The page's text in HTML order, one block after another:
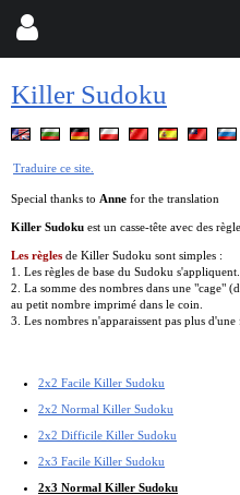
Killer Sudoku
Traduire ce site.
Special thanks to Anne for the translation
Killer Sudoku est un casse-tête avec des
Les règles de Killer Sudoku sont simples :
1. Les règles de base du Sudoku s'appliquent.
2. La somme des nombres dans une "cage"
au petit nombre imprimé dans le coin.
3. Les nombres n'apparaissent pas plus d'une
2x2 Facile Killer Sudoku
2x2 Normal Killer Sudoku
2x2 Difficile Killer Sudoku
2x3 Facile Killer Sudoku
2x3 Normal Killer Sudoku